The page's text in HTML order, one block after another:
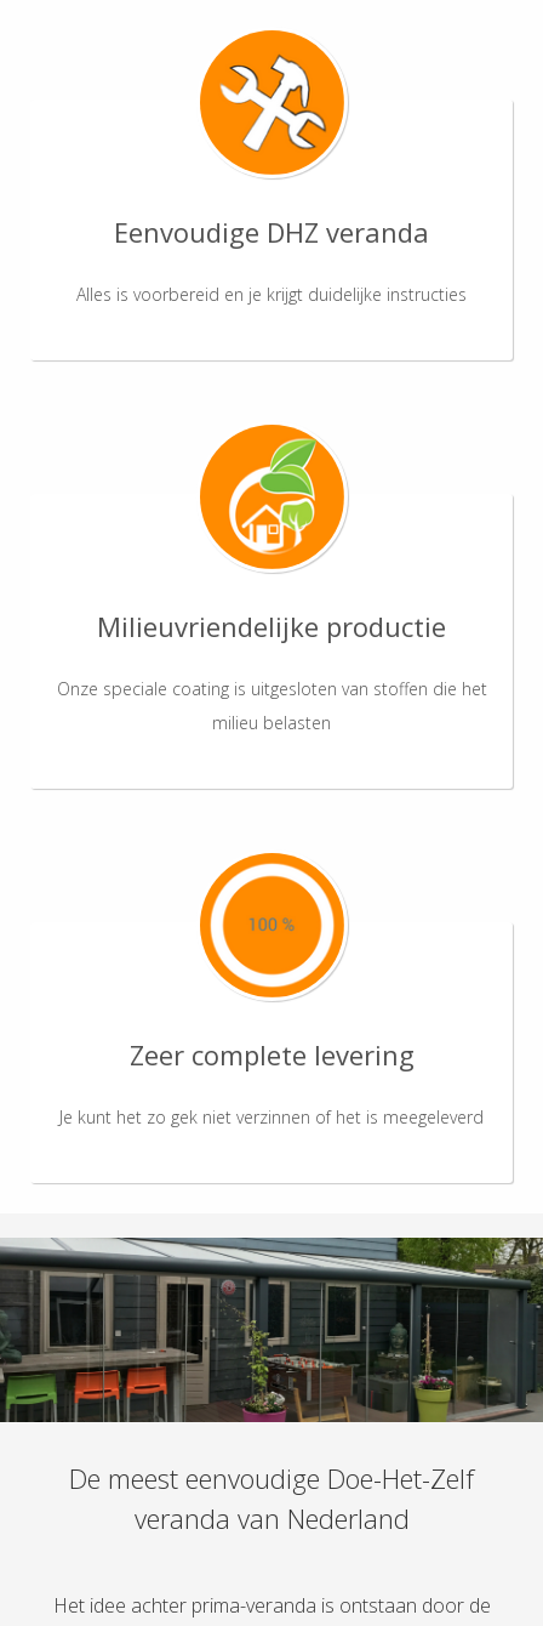
Eenvoudige DHZ veranda
Alles is voorbereid en je krijgt duidelijke instructies
Milieuvriendelijke productie
Onze speciale coating is uitgesloten van stoffen die het
milieu belasten
Zeer complete levering
Je kunt het zo gek niet verzinnen of het is meegeleverd
De meest eenvoudige Doe-Het-Zelf
veranda van Nederland
Het idee achter prima-veranda is ontstaan door de